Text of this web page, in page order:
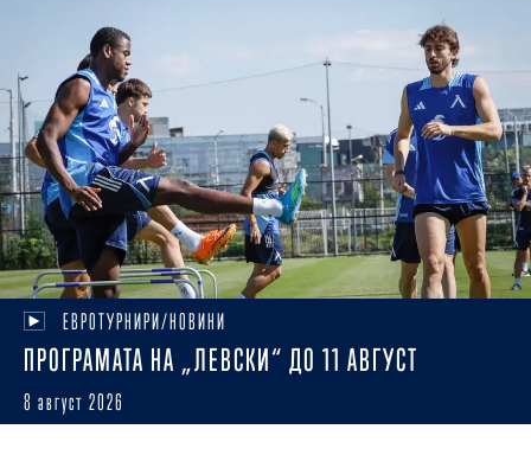
ЕВРОТУРНИРИ/НОВИНИ
ПРОГРАМАТА НА „ЛЕВСКИ“ ДО 11 АВГУСТ
8 август 2026